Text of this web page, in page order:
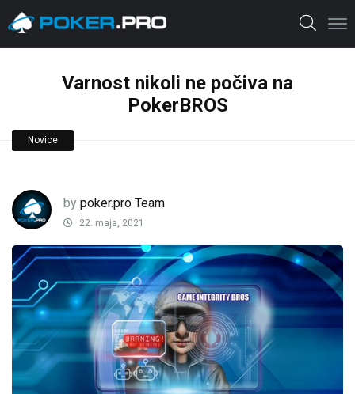
Varnost nikoli ne počiva na
PokerBROS
Novice
by poker.pro Team
22. maja, 2021